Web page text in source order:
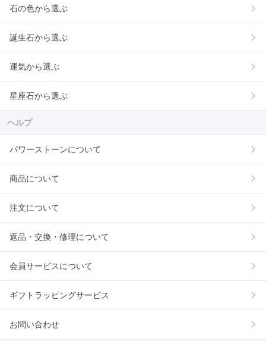
石の色から選ぶ
誕生石から選ぶ
運気から選ぶ
星座石から選ぶ
ヘルプ
パワーストーンについて
商品について
注文について
返品・交換・修理について
会員サービスについて
ギフトラッピングサービス
お問い合わせ